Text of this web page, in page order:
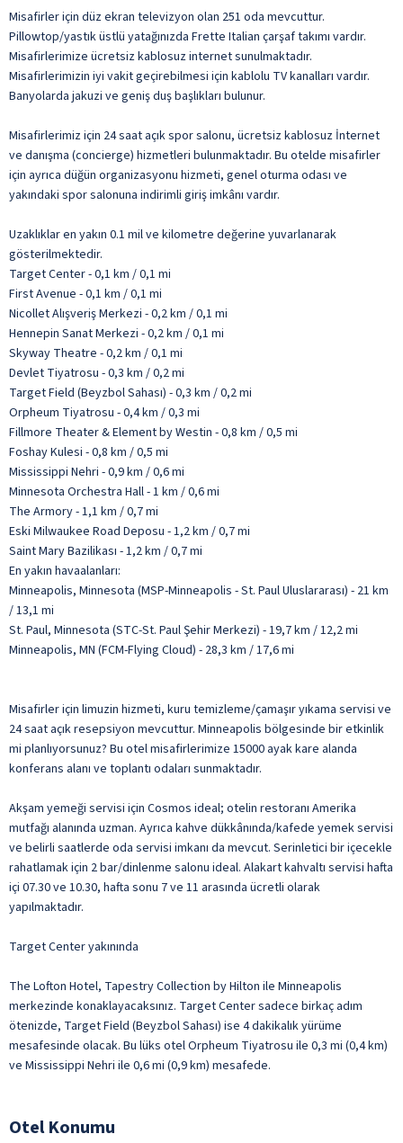
Misafirler için düz ekran televizyon olan 251 oda mevcuttur.
Pillowtop/yastık üstlü yatağınızda Frette Italian çarşaf takımı vardır.
Misafirlerimize ücretsiz kablosuz internet sunulmaktadır.
Misafirlerimizin iyi vakit geçirebilmesi için kablolu TV kanalları vardır.
Banyolarda jakuzi ve geniş duş başlıkları bulunur.
Misafirlerimiz için 24 saat açık spor salonu, ücretsiz kablosuz İnternet
ve danışma (concierge) hizmetleri bulunmaktadır. Bu otelde misafirler
için ayrıca düğün organizasyonu hizmeti, genel oturma odası ve
yakındaki spor salonuna indirimli giriş imkânı vardır.
Uzaklıklar en yakın 0.1 mil ve kilometre değerine yuvarlanarak
gösterilmektedir.
Target Center - 0,1 km / 0,1 mi
First Avenue - 0,1 km / 0,1 mi
Nicollet Alışveriş Merkezi - 0,2 km / 0,1 mi
Hennepin Sanat Merkezi - 0,2 km / 0,1 mi
Skyway Theatre - 0,2 km / 0,1 mi
Devlet Tiyatrosu - 0,3 km / 0,2 mi
Target Field (Beyzbol Sahası) - 0,3 km / 0,2 mi
Orpheum Tiyatrosu - 0,4 km / 0,3 mi
Fillmore Theater & Element by Westin - 0,8 km / 0,5 mi
Foshay Kulesi - 0,8 km / 0,5 mi
Mississippi Nehri - 0,9 km / 0,6 mi
Minnesota Orchestra Hall - 1 km / 0,6 mi
The Armory - 1,1 km / 0,7 mi
Eski Milwaukee Road Deposu - 1,2 km / 0,7 mi
Saint Mary Bazilikası - 1,2 km / 0,7 mi
En yakın havaalanları:
Minneapolis, Minnesota (MSP-Minneapolis - St. Paul Uluslararası) - 21 km
/ 13,1 mi
St. Paul, Minnesota (STC-St. Paul Şehir Merkezi) - 19,7 km / 12,2 mi
Minneapolis, MN (FCM-Flying Cloud) - 28,3 km / 17,6 mi
Misafirler için limuzin hizmeti, kuru temizleme/çamaşır yıkama servisi ve
24 saat açık resepsiyon mevcuttur. Minneapolis bölgesinde bir etkinlik
mi planlıyorsunuz? Bu otel misafirlerimize 15000 ayak kare alanda
konferans alanı ve toplantı odaları sunmaktadır.
Akşam yemeği servisi için Cosmos ideal; otelin restoranı Amerika
mutfağı alanında uzman. Ayrıca kahve dükkânında/kafede yemek servisi
ve belirli saatlerde oda servisi imkanı da mevcut. Serinletici bir içecekle
rahatlamak için 2 bar/dinlenme salonu ideal. Alakart kahvaltı servisi hafta
içi 07.30 ve 10.30, hafta sonu 7 ve 11 arasında ücretli olarak
yapılmaktadır.
Target Center yakınında
The Lofton Hotel, Tapestry Collection by Hilton ile Minneapolis
merkezinde konaklayacaksınız. Target Center sadece birkaç adım
ötenizde, Target Field (Beyzbol Sahası) ise 4 dakikalık yürüme
mesafesinde olacak. Bu lüks otel Orpheum Tiyatrosu ile 0,3 mi (0,4 km)
ve Mississippi Nehri ile 0,6 mi (0,9 km) mesafede.
Otel Konumu